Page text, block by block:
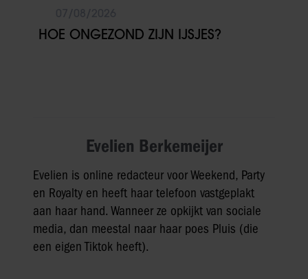
HOE ONGEZOND ZIJN IJSJES?
Evelien Berkemeijer
Evelien is online redacteur voor Weekend, Party
en Royalty en heeft haar telefoon vastgeplakt
aan haar hand. Wanneer ze opkijkt van sociale
media, dan meestal naar haar poes Pluis (die
een eigen Tiktok heeft).